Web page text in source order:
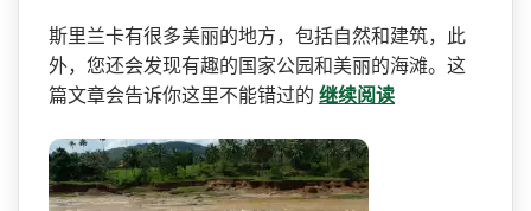
斯里兰卡有很多美丽的地方，­包括自然和建筑，此
外，您还会发现有趣的国家公园和­美丽的海滩。这
篇文章会告诉你这里不能错过的 继续阅读